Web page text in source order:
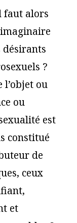
faut alors
désirants
?
l’objet ou
ou
est
constitué
de
ceux
et